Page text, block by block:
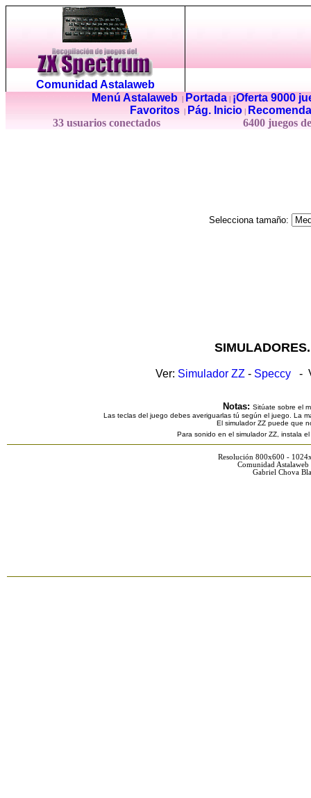
Comunidad Astalaweb
Menú Astalaweb| Portada|
¡Oferta 9000
Favoritos
Pág. Inicio
33 usuarios conectados
6400 juegos
Selecciona tamaño:
Ver: Simulador ZZ - Speccy -
Notas: Sitúate sobre el
Las teclas del juego debes averiguarlas tú según el juego. La
El simulador ZZ puede que
Para sonido en el simulador ZZ, instala
Resolución 800x600 -
Comunidad
Gabriel Chova